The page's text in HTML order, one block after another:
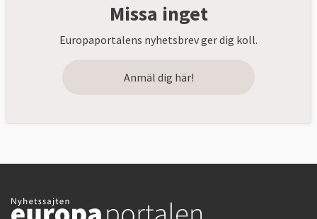
Missa inget
Europaportalens nyhetsbrev ger dig koll.
Anmäl dig här!